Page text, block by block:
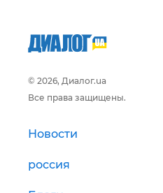
© 2026, Диалог.ua
Все права защищены.
Новости
россия